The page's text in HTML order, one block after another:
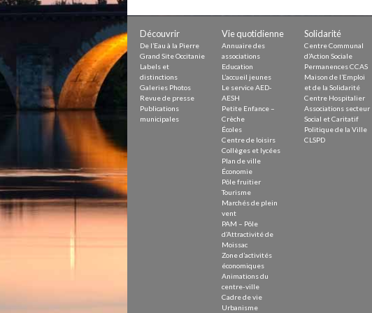
Écoles
Centre de loisirs
Collèges et lycées
Le service AED-AESH
Pôle fruitier
Tourisme
Marchés de plein vent
PAM – Pôle d’Attractivité de Moissac
Zones d’activités économiques
Animations du centre-ville
Annuaire des commerces
Démarchage
Urbanisme
Environnement développement durable
Déchets
Eau
Prévention des risques
Crues
Découvrir
De l’Eau à la Pierre
Grand Site Occitanie
Labels et
distinctions
Galeries Photos
Revue de presse
Publications
municipales
Vie quotidienne
Annuaire des
associations
Education
L’accueil jeunes
Le service AED-
AESH
Petite Enfance –
Crèche
Écoles
Centre de loisirs
Collèges et lycées
Plan de ville
Économie
Pôle fruitier
Tourisme
Marchés de plein
vent
PAM – Pôle
d’Attractivité de
Moissac
Zone d’activités
économiques
Animations du
centre-ville
Cadre de vie
Urbanisme
Solidarité
Centre Communal
d’Action Sociale
Permanences CCAS
Maison de l’Emploi
et de la Solidarité
Centre Hospitalier
Associations secteur
Social et Caritatif
Politique de la Ville
CLSPD